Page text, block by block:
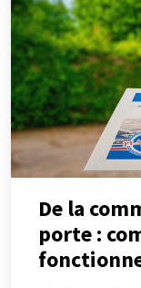
De la
porte :